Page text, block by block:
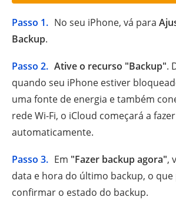
Passo 1. No seu iPhone, vá para
Backup.
Passo 2. Ative o recurso "Backup".
quando seu iPhone estiver
uma fonte de energia e também
rede Wi-Fi, o iCloud começará a
automaticamente.
Passo 3. Em "Fazer backup agora",
data e hora do último backup, o
confirmar o estado do backup.